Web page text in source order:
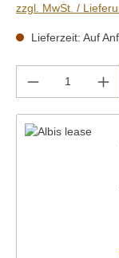
zzgl. MwSt. /
Lieferzeit: Auf
Produkt